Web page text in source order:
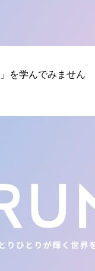
を学んでみません